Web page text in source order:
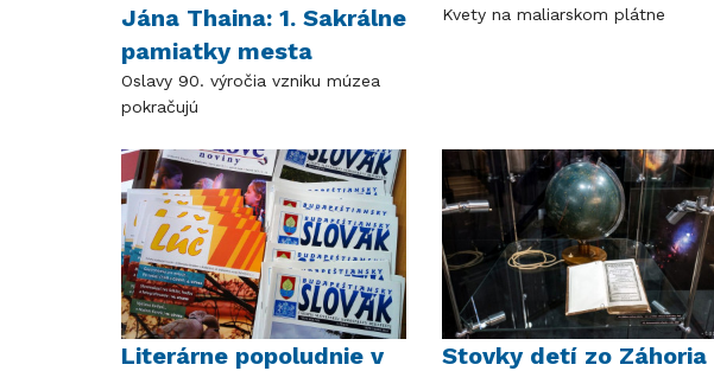
Jána Thaina: 1. Sakrálne
pamiatky mesta
Oslavy 90. výročia vzniku múzea
pokračujú
Kvety na maliarskom plátne
Literárne popoludnie v
Stovky detí zo Záhoria